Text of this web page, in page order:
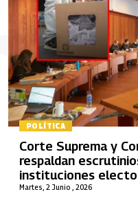
POLÍTICA
Martes, 2 Junio , 2026
Corte Suprema y
respaldan
instituciones